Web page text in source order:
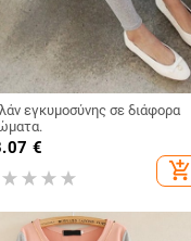
εγκυμοσύνης σε διάφορα
€
add_shopping_cart